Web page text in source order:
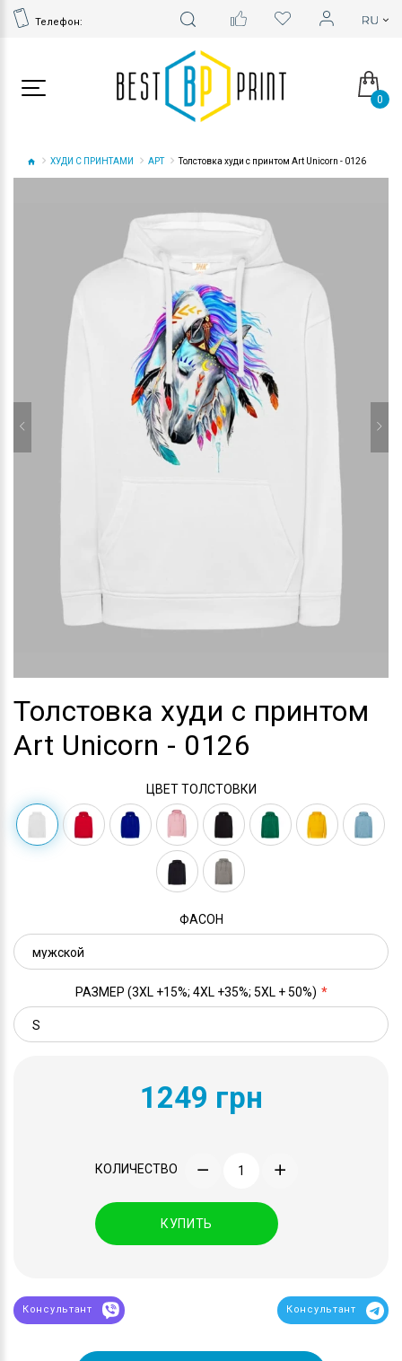
Телефон:
0
ХУДИ С ПРИНТАМИ АРТ Толстовка худи с принтом Art Unicorn - 0126
Толстовка худи с принтом
Art Unicorn - 0126
ЦВЕТ ТОЛСТОВКИ
ФАСОН
РАЗМЕР (3XL +15%; 4XL +35%; 5XL + 50%)
1249 грн
КОЛИЧЕСТВО
КУПИТЬ
Консультант Консультант